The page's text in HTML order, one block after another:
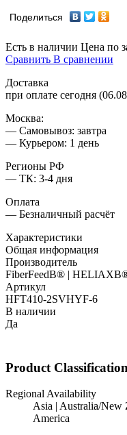
Поделиться
Есть в наличии Цена по
Сравнить В сравнении
Доставка
при оплате сегодня
Москва:
— Самовывоз: завтра
— Курьером: 1 день
Регионы РФ
— ТК: 3-4 дня
Оплата
— Безналичный расчёт
Характеристики
Общая информация
Производитель
FiberFeedВ® |
Артикул
HFT410-2SVHYF-6
В наличии
Да
Product Classification
Regional Availability
Asia | Australia/New
America